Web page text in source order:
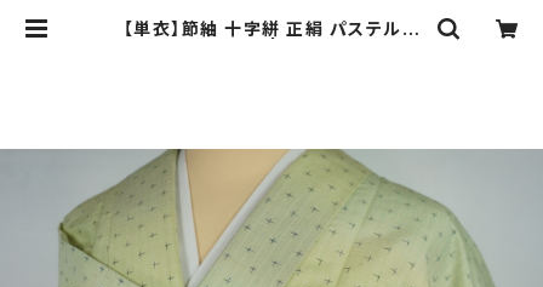
【単衣】節紬 十字絣 正絹 パステルグ